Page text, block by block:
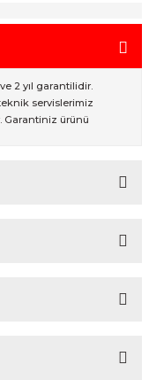
2 yıl garantilidir.
servislerimiz
Garantiniz ürünü
hizmet
geçin.
veya ödemenizin bir
içindeki